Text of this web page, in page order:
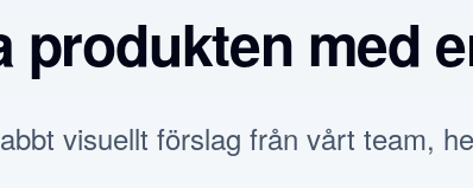
produkten med
visuellt förslag från vårt team,